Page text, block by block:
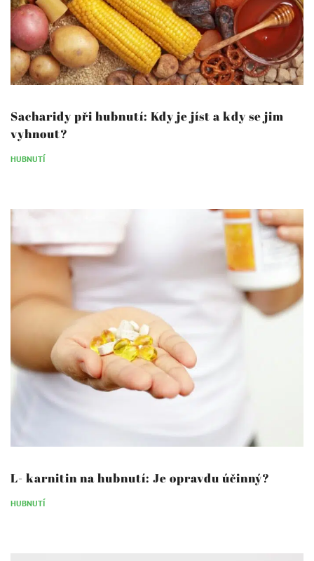
Sacharidy při hubnutí: Kdy je jíst a kdy se jim
vyhnout?
HUBNUTÍ
L- karnitin na hubnutí: Je opravdu účinný?
HUBNUTÍ